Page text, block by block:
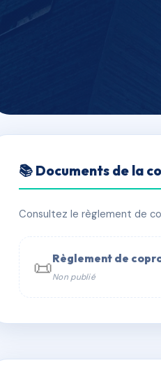
41
📍 41 tra adoul 13015
📞 Contacter Syndic
📚 Documents de la
Consultez le règlement de
📜Règlement de
Non publié